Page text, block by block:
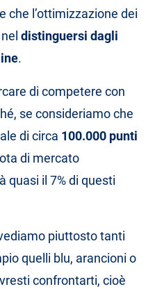
che l’ottimizzazione dei
distinguersi dagli
.
di competere con
se consideriamo che
di circa 100.000 punti
di mercato
quasi il 7% di questi
piuttosto tanti
quelli blu, arancioni o
confrontarti, cioè